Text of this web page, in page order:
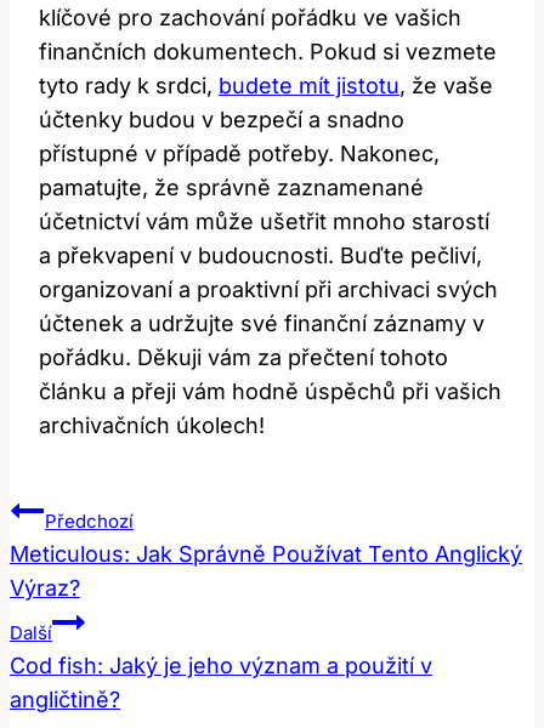
klíčové ‌pro zachování pořádku ve vašich‍
finančních ‌dokumentech. ‍Pokud si vezmete‌
tyto‌ rady k srdci, budete mít jistotu, že vaše
účtenky⁢ budou v bezpečí a snadno
přístupné⁢ v případě potřeby.⁣ Nakonec,
pamatujte,⁢ že správně ⁢zaznamenané
účetnictví vám může ušetřit mnoho ​starostí
a‌ překvapení v⁢ budoucnosti. Buďte pečliví,
organizovaní a proaktivní⁤ při ‌archivaci​ svých
účtenek a udržujte ​své finanční záznamy v⁤
pořádku. ⁣Děkuji⁢ vám za přečtení tohoto
článku a přeji⁤ vám hodně ‍úspěchů při vašich
archivačních úkolech!
Navigace
Pro
Příspěvek
Předchozí
Meticulous: Jak Správně Používat Tento Anglický
Výraz?
Další
Cod fish: Jaký je jeho význam a použití v
angličtině?